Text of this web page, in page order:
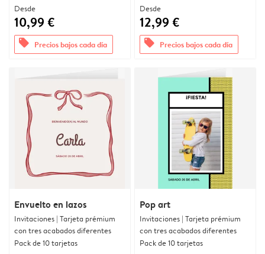
Desde
10,99 €
offers Precios bajos cada día
Desde
12,99 €
offers Precios bajos cada día
Envuelto en lazos
Invitaciones | Tarjeta prémium
con tres acabados diferentes
Pack de 10 tarjetas
Pop art
Invitaciones | Tarjeta prémium
con tres acabados diferentes
Pack de 10 tarjetas